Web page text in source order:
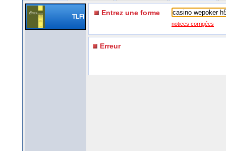
TLFi Entrez une forme
notices corrigées
Erreur